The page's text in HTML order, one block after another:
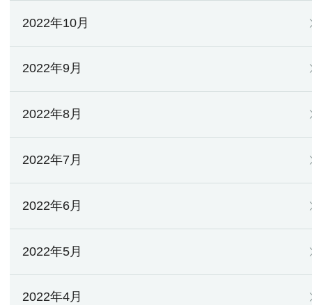
2022年10月
2022年9月
2022年8月
2022年7月
2022年6月
2022年5月
2022年4月